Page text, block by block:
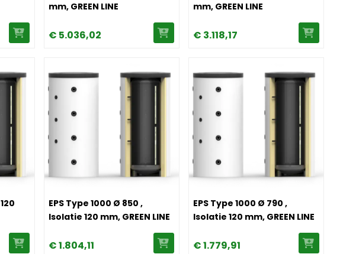
mm, GREEN LINE
€ 5.036,02
mm, GREEN LINE
€ 3.118,17
120 mm, GREEN LINE
Image EPS Type 1000 Ø 850 , Isolatie 120 mm, GREEN LINE
EPS Type 1000 Ø 850 ,
Isolatie 120 mm, GREEN LINE
€1.804,11
Image EPS Type 1000 Ø 790 ,
EPS Type 1000 Ø 790 ,
Isolatie 120 mm, GREEN LINE
€1.779,91